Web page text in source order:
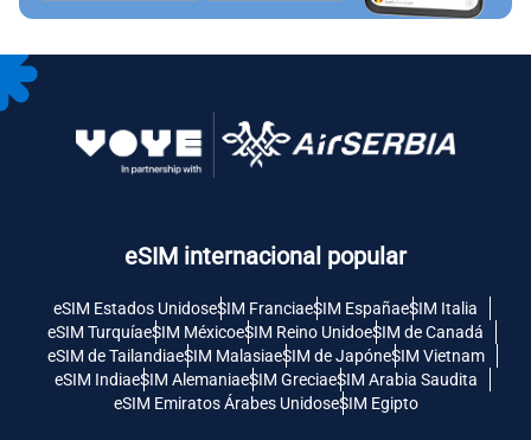
eSIM internacional popular
eSIM Estados UnidoseSIM FranciaeSIM EspañaeSIM Italia
eSIM TurquíaeSIM MéxicoeSIM Reino UnidoeSIM de Canadá
eSIM de TailandiaeSIM MalasiaeSIM de JapóneSIM Vietnam
eSIM IndiaeSIM AlemaniaeSIM GreciaeSIM Arabia Saudita
eSIM Emiratos Árabes UnidoseSIM Egipto